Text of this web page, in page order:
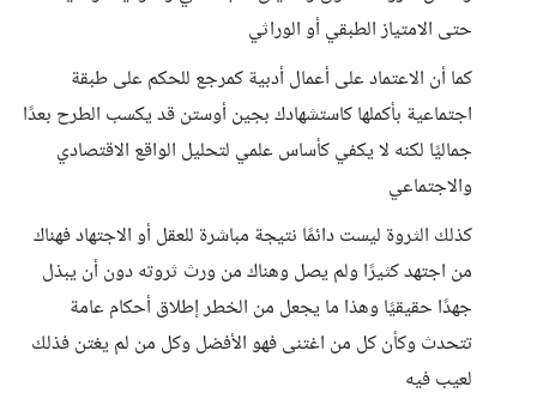
حتى الامتياز الطبقي أو الوراثي
كما أن الاعتماد على أعمال أدبية كمرجع للحكم على طبقة
اجتماعية بأكملها كاستشهادك بجين أوستن قد يكسب الطرح بعدًا
جماليًا لكنه لا يكفي كأساس علمي لتحليل الواقع الاقتصادي
والاجتماعي
كذلك الثروة ليست دائمًا نتيجة مباشرة للعقل أو الاجتهاد فهناك
من اجتهد كثيرًا ولم يصل وهناك من ورث ثروته دون أن يبذل
جهدًا حقيقيًا وهذا ما يجعل من الخطر إطلاق أحكام عامة
تتحدث وكأن كل من اغتنى فهو الأفضل وكل من لم يغتن فذلك
لعيب فيه